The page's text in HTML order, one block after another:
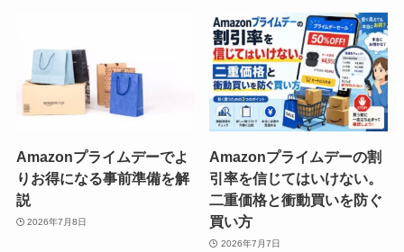
Amazonプライムデーでよ
りお得になる事前準備を解
説
2026年7月8日
Amazonプライムデーの割
引率を信じてはいけない。
二重価格と衝動買いを防ぐ
買い方
2026年7月7日